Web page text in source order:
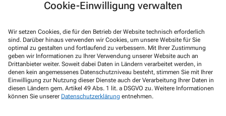
Cookie-Einwilligung verwalten
Wir setzen Cookies, die für den Betrieb der Website technisch erforderlich
sind. Darüber hinaus verwenden wir Cookies, um unsere Website für Sie
optimal zu gestalten und fortlaufend zu verbessern. Mit Ihrer Zustimmung
geben wir Informationen zu Ihrer Verwendung unserer Website auch an
Drittanbieter weiter. Soweit dabei Daten in Ländern verarbeitet werden, in
denen kein angemessenes Datenschutzniveau besteht, stimmen Sie mit Ihrer
Einwilligung zur Nutzung dieser Dienste auch der Verarbeitung Ihrer Daten in
diesen Ländern gem. Artikel 49 Abs. 1 lit. a DSGVO zu. Weitere Informationen
können Sie unserer Datenschutzerklärung entnehmen.
Recent Comments
A WordPress CommenterzuHello world!